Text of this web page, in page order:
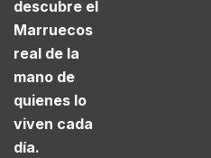
descubre el
Marruecos
real de la
mano de
quienes lo
viven cada
día.